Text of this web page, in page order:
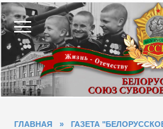
Перейти
к
содержанию
ГЛАВНАЯ » ГАЗЕТА